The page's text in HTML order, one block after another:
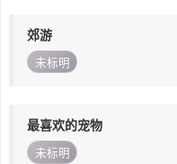
郊游
未标明
最喜欢的宠物
未标明